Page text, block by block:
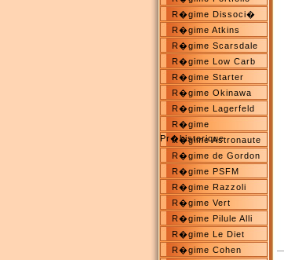
R�gime Dissoci�
R�gime Atkins
R�gime Scarsdale
R�gime Low Carb
R�gime Starter
R�gime Okinawa
R�gime Lagerfeld
R�gime
Pr�historique
R�gime Astronaute
R�gime de Gordon
R�gime PSFM
R�gime Razzoli
R�gime Vert
R�gime Pilule Alli
R�gime Le Diet
R�gime Cohen